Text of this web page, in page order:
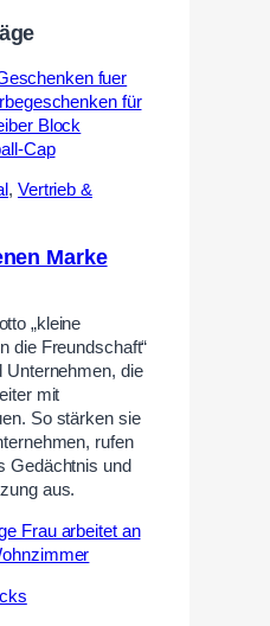
, Vertrieb &
Marke
„kleine
die Freundschaft“
Unternehmen, die
mit
So stärken sie
rufen
Gedächtnis und
aus.